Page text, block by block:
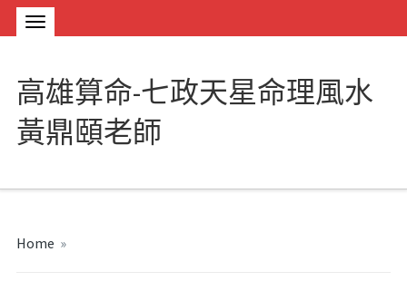
高雄算命-七政天星命理風水
黃鼎頤老師
Home »